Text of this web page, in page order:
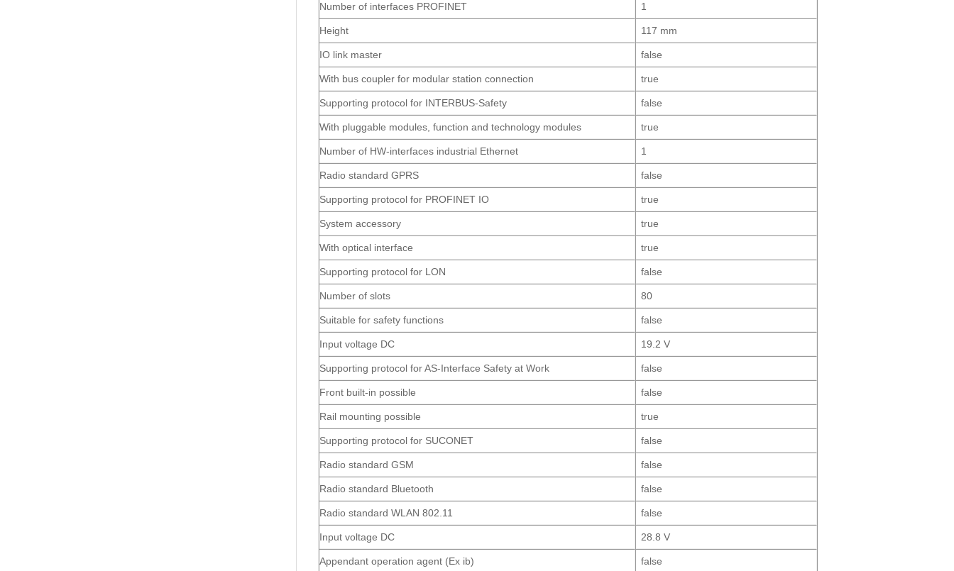
Number of interfaces PROFINET 1
Height 117 mm
IO link master false
With bus coupler for modular station connection true
Supporting protocol for INTERBUS-Safety false
With pluggable modules, function and technology modules true
Number of HW-interfaces industrial Ethernet 1
Radio standard GPRS false
Supporting protocol for PROFINET IO true
System accessory true
With optical interface true
Supporting protocol for LON false
Number of slots 80
Suitable for safety functions false
Input voltage DC 19.2 V
Supporting protocol for AS-Interface Safety at Work false
Front built-in possible false
Rail mounting possible true
Supporting protocol for SUCONET false
Radio standard GSM false
Radio standard Bluetooth false
Radio standard WLAN 802.11 false
Input voltage DC 28.8 V
Appendant operation agent (Ex ib) false